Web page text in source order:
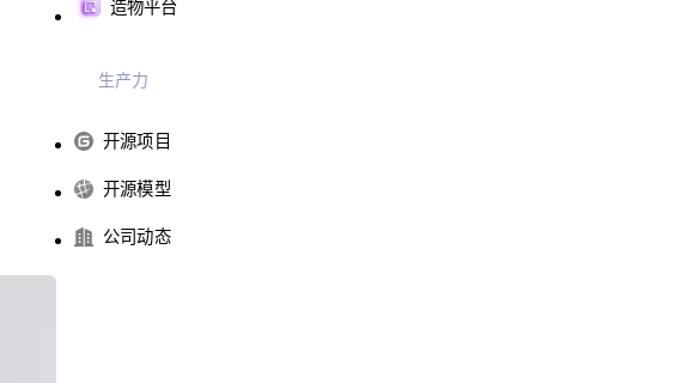
造物平台
生产力
开源项目
开源模型
公司动态